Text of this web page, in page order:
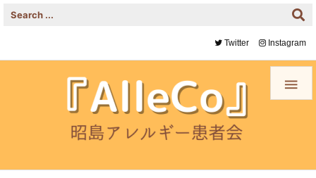

Twitter Instagram